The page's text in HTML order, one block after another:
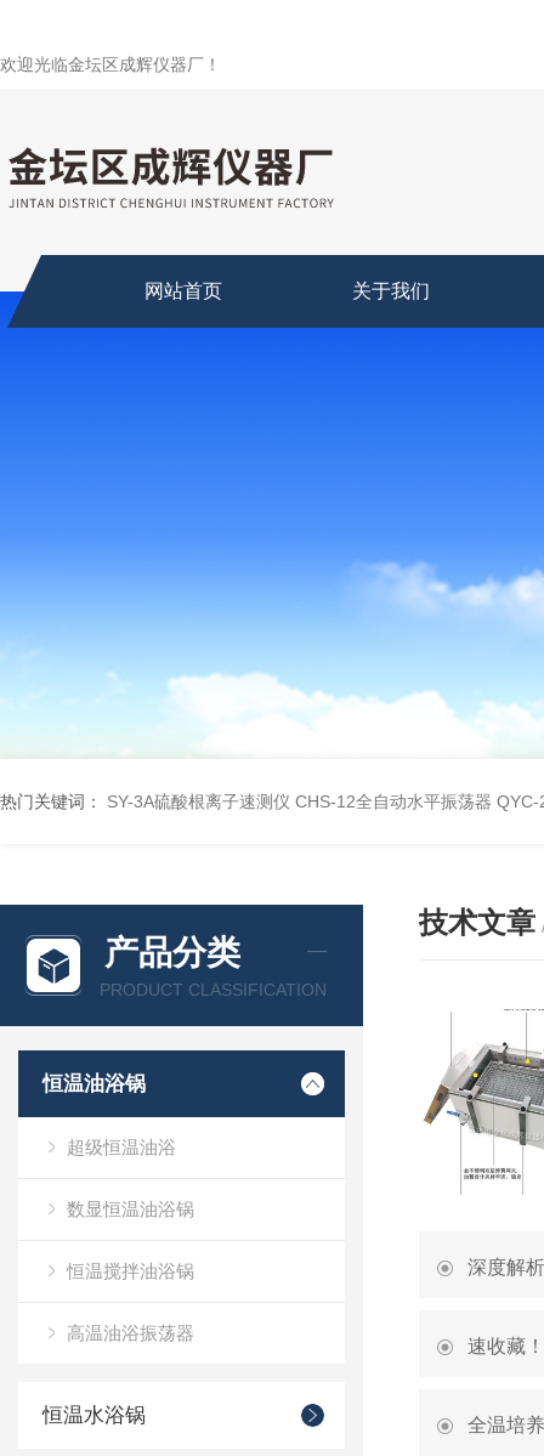
欢迎光临金坛区成辉仪器厂！
网站首页 关于我们
热门关键词： SY-3A硫酸根离子速测仪 CHS-12全自动水平振荡器 QYC-
产品分类
PRODUCT CLASSIFICATION
恒温油浴锅
超级恒温油浴
数显恒温油浴锅
恒温搅拌油浴锅
高温油浴振荡器
恒温水浴锅
技术文章
深度解
速收藏
全温培